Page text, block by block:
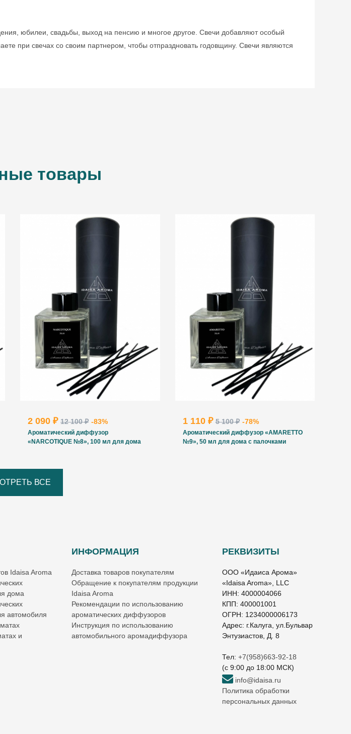
юбилеи, свадьбы, выход на пенсию и многое другое. Свечи добавляют особый
при свечах со своим партнером, чтобы отпраздновать годовщину. Свечи являются
товары
2 090 ₽ 12 100 ₽ -83%
Ароматический диффузор
«NARCOTIQUE №8», 100 мл для дома
1 110 ₽5 100 ₽ -78%
Ароматический диффузор «AMARETTO
№9», 50 мл для дома с палочками
ВСЕ
Idaisa Aroma
дома
автомобиля
и
ИНФОРМАЦИЯ
Доставка товаров покупателям
Обращение к покупателям продукции
Idaisa Aroma
Рекомендации по использованию
ароматических диффузоров
Инструкция по использованию
автомобильного аромадиффузора
РЕКВИЗИТЫ
ООО «Идаиса Арома»
«Idaisa Aroma», LLC
ИНН: 4000004066
КПП: 400001001
ОГРН: 1234000006173
Адрес: г.Калуга, ул.Бульвар
Энтузиастов, Д. 8
Тел:+7(958)663-92-18
(c 9:00 до 18:00 МСК)
info@idaisa.ru
Политика обработки
персональных данных